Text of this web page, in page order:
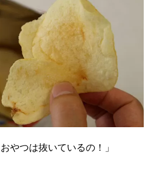
やつは抜いているの！」